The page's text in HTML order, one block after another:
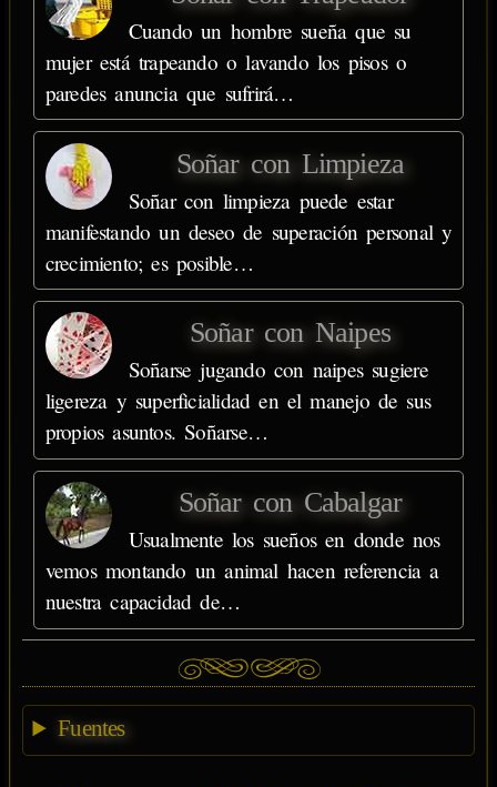
Cuando un hombre sueña que su
mujer está trapeando o lavando los pisos o
paredes anuncia que sufrirá…
Soñar con Limpieza
Soñar con limpieza puede estar
manifestando un deseo de superación personal y
crecimiento; es posible…
Soñar con Naipes
Soñarse jugando con naipes sugiere
ligereza y superficialidad en el manejo de sus
propios asuntos. Soñarse…
Soñar con Cabalgar
Usualmente los sueños en donde nos
vemos montando un animal hacen referencia a
nuestra capacidad de…
Fuentes